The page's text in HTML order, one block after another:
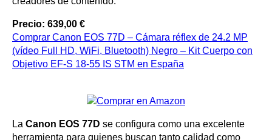
Precio: 639,00 €
Comprar Canon EOS 77D – Cámara réflex de 24.2 MP
(vídeo Full HD, WiFi, Bluetooth) Negro – Kit Cuerpo con
Objetivo EF-S 18-55 IS STM en España
La Canon EOS 77D se configura como una excelente
herramienta para quienes buscan tanto calidad como